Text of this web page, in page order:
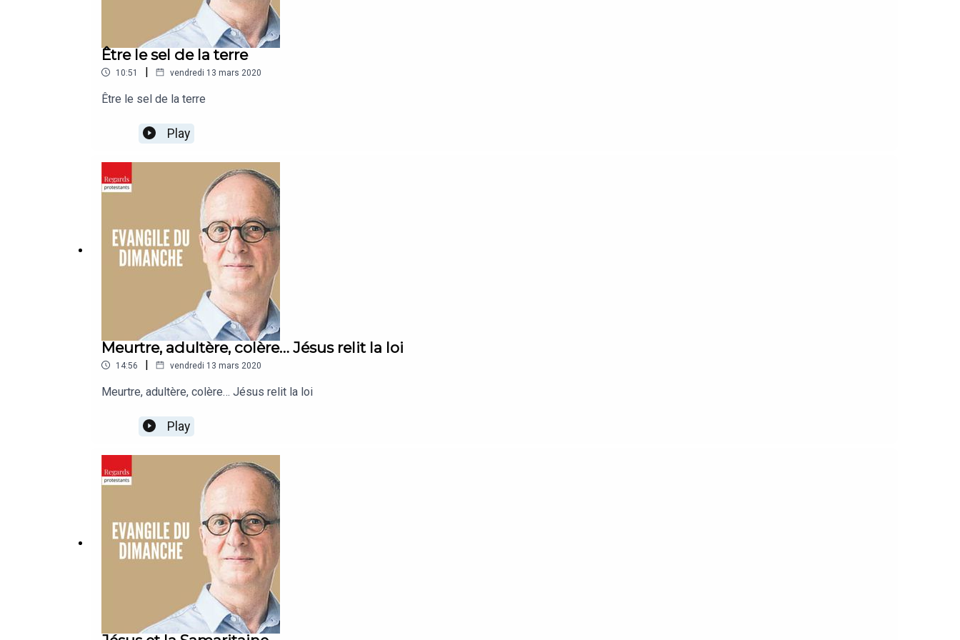
Être le sel de la terre
10:51 | vendredi 13 mars 2020
Être le sel de la terre
Play
Meurtre, adultère, colère… Jésus relit la loi
14:56 | vendredi 13 mars 2020
Meurtre, adultère, colère… Jésus relit la loi
Play